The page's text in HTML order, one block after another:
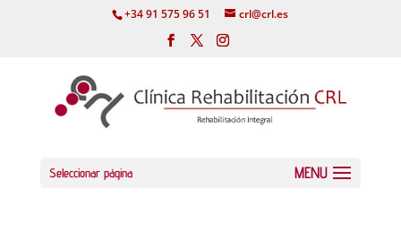
+34 91 575 96 51 crl@crl.es
Seleccionar página